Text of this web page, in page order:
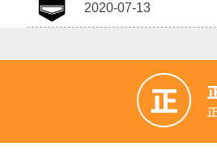
2020-07-13